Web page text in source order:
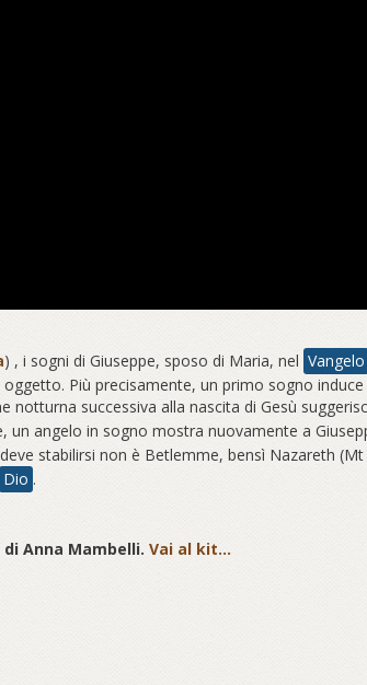
) , i sogni di Giuseppe, sposo di Maria, nel Vangelo
Più precisamente, un primo sogno
successiva alla nascita di Gesù
un angelo in sogno mostra nuovamente a
stabilirsi non è Betlemme, bensì Nazareth
Dio .
Anna Mambelli. Vai al kit...